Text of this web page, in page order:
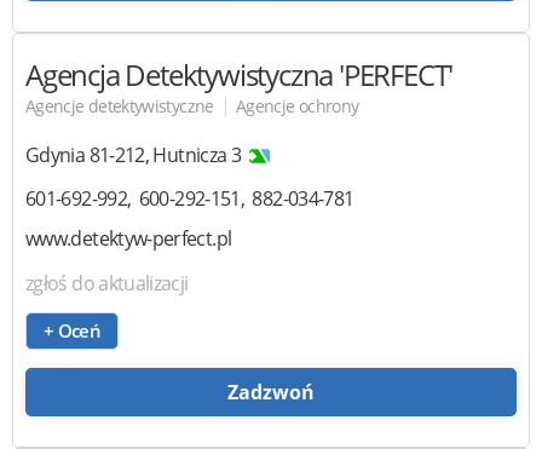
Agencja Detektywistyczna'PERFECT'
Agencje detektywistyczne | Agencje ochrony
Gdynia81-212,Hutnicza 3
601-692-992 600-292-151 882-034-781
www.detektyw-perfect.pl
zgłoś do aktualizacji
+ Oceń
Zadzwoń